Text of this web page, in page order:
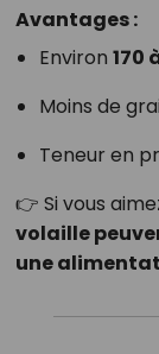
Avantages :
Environ 170
Moins de
Teneur en
👉 Si vous
volaille
une